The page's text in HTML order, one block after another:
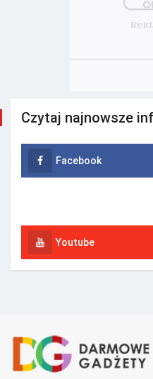
Czytaj najnowsze
Facebook
Youtube